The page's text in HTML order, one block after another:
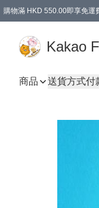
購物滿 HKD 550.00即享免運
Kakao
商品 送貨方式付